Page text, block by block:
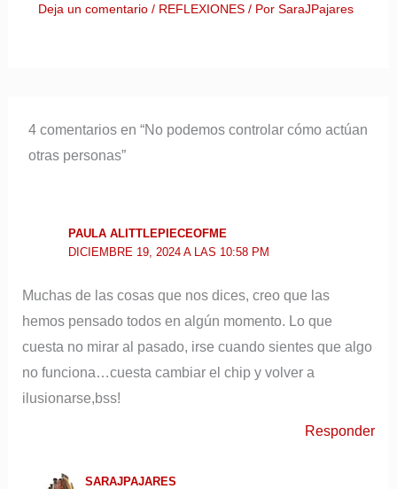
Deja un comentario / REFLEXIONES/ Por SaraJPajares
4 comentarios en “No podemos controlar cómo actúan
otras personas”
PAULA ALITTLEPIECEOFME
DICIEMBRE 19, 2024 A LAS 10:58 PM
Muchas de las cosas que nos dices, creo que las
hemos pensado todos en algún momento. Lo que
cuesta no mirar al pasado, irse cuando sientes que algo
no funciona…cuesta cambiar el chip y volver a
ilusionarse,bss!
Responder
SARAJPAJARES